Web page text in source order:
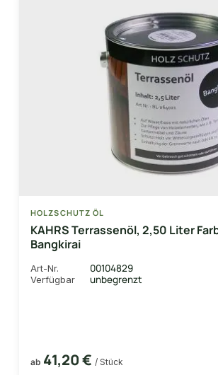
HOLZSCHUTZ ÖL
KAHRS Terrassenöl, 2,50 Liter
Bangkirai
Art-Nr. 00104829
Verfügbar unbegrenzt
ab 41,20 € / Stück